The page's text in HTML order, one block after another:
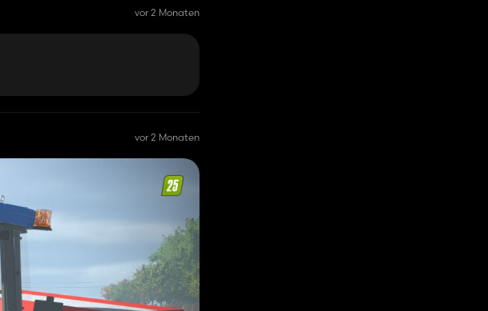
vor 2 Monaten
vor 2 Monaten